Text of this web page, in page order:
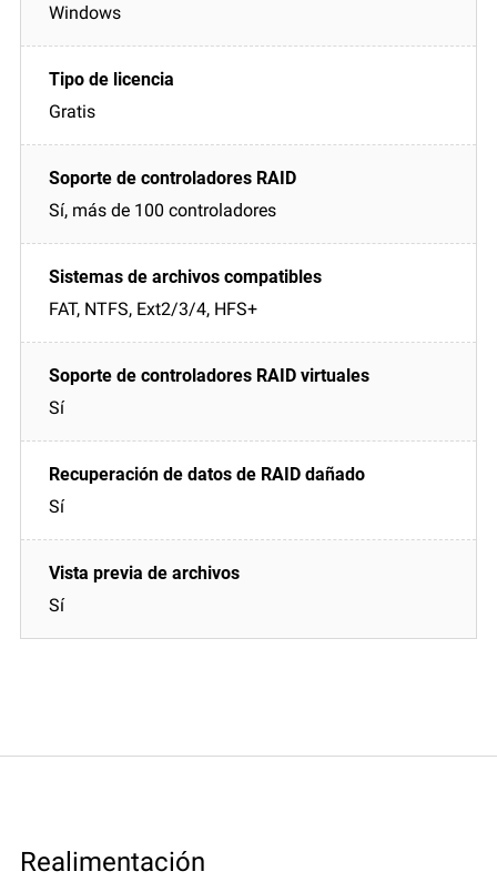
Windows
Gratis
Sí, más de 100 controladores
FAT, NTFS, Ext2/3/4, HFS+
Sí
Sí
Sí
Realimentación